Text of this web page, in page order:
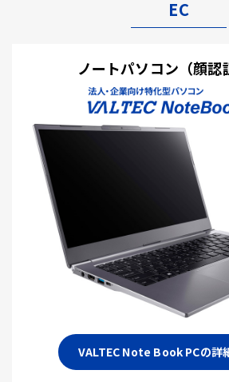
EC
ノートパソコン（顔認
VALTEC Note Book PCの詳